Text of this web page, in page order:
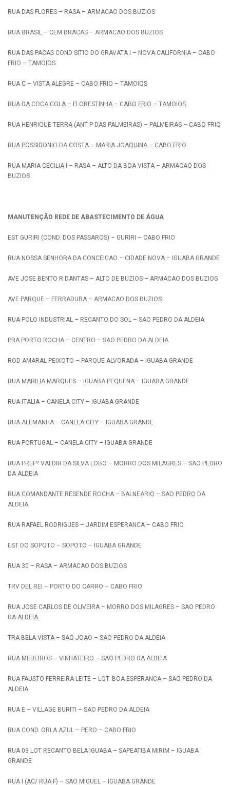
RUA DAS FLORES – RASA – ARMACAO DOS BUZIOS
RUA BRASIL – CEM BRACAS – ARMACAO DOS BUZIOS
RUA DAS PACAS COND SITIO DO GRAVATA I – NOVA CALIFORNIA – CABO
FRIO – TAMOIOS
RUA C – VISTA ALEGRE – CABO FRIO – TAMOIOS
RUA DA COCA COLA – FLORESTINHA – CABO FRIO – TAMOIOS
RUA HENRIQUE TERRA (ANT P DAS PALMEIRAS) – PALMEIRAS – CABO FRIO
RUA POSSIDONIO DA COSTA – MARIA JOAQUINA – CABO FRIO
RUA MARIA CECILIA I – RASA – ALTO DA BOA VISTA – ARMACAO DOS
BUZIOS
MANUTENÇÃO REDE DE ABASTECIMENTO DE ÁGUA
EST GURIRI (COND. DOS PASSAROS) – GURIRI – CABO FRIO
RUA NOSSA SENHORA DA CONCEICAO – CIDADE NOVA – IGUABA GRANDE
AVE JOSE BENTO R DANTAS – ALTO DE BUZIOS – ARMACAO DOS BUZIOS
AVE PARQUE – FERRADURA – ARMACAO DOS BUZIOS
RUA POLO INDUSTRIAL – RECANTO DO SOL – SAO PEDRO DA ALDEIA
PRA PORTO ROCHA – CENTRO – SAO PEDRO DA ALDEIA
ROD AMARAL PEIXOTO – PARQUE ALVORADA – IGUABA GRANDE
RUA MARILIA MARQUES – IGUABA PEQUENA – IGUABA GRANDE
RUA ITALIA – CANELA CITY – IGUABA GRANDE
RUA ALEMANHA – CANELA CITY – IGUABA GRANDE
RUA PORTUGAL – CANELA CITY – IGUABA GRANDE
RUA PREFº VALDIR DA SILVA LOBO – MORRO DOS MILAGRES – SAO PEDRO
DA ALDEIA
RUA COMANDANTE RESENDE ROCHA – BALNEARIO – SAO PEDRO DA
ALDEIA
RUA RAFAEL RODRIGUES – JARDIM ESPERANCA – CABO FRIO
EST DO SOPOTO – SOPOTO – IGUABA GRANDE
RUA 30 – RASA – ARMACAO DOS BUZIOS
TRV DEL REI – PORTO DO CARRO – CABO FRIO
RUA JOSE CARLOS DE OLIVEIRA – MORRO DOS MILAGRES – SAO PEDRO
DA ALDEIA
TRA BELA VISTA – SAO JOAO – SAO PEDRO DA ALDEIA
RUA MEDEIROS – VINHATEIRO – SAO PEDRO DA ALDEIA
RUA FAUSTO FERREIRA LEITE – LOT. BOA ESPERANCA – SAO PEDRO DA
ALDEIA
RUA E – VILLAGE BURITI – SAO PEDRO DA ALDEIA
RUA COND. ORLA AZUL – PERO – CABO FRIO
RUA 03 LOT RECANTO BELA IGUABA – SAPEATIBA MIRIM – IGUABA
GRANDE
RUA I (AC/ RUA F) – SAO MIGUEL – IGUABA GRANDE